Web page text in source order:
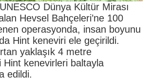
Dünya Kültür Mirası
Hevsel Bahçeleri’ne 100
operasyonda, insan boyunu
Hint keneviri ele geçirildi.
yaklaşık 4 metre
Hint kenevirleri baltayla
edildi.